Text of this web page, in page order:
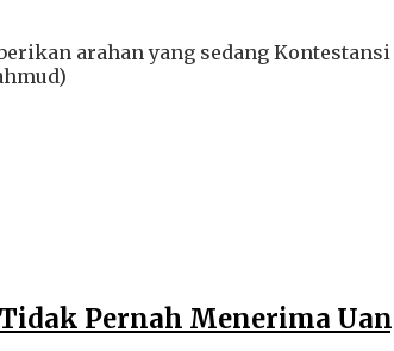
arahan yang sedang
Pernah Menerima